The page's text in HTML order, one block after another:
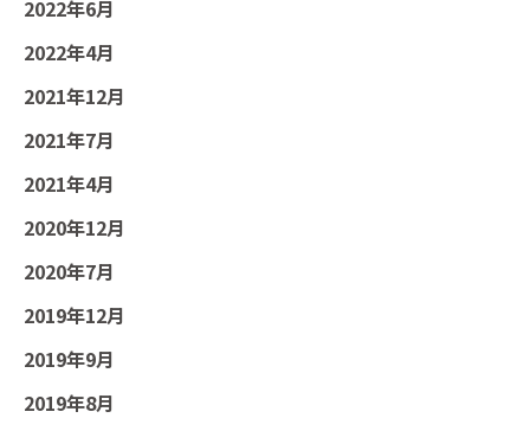
2022年6月
2022年4月
2021年12月
2021年7月
2021年4月
2020年12月
2020年7月
2019年12月
2019年9月
2019年8月